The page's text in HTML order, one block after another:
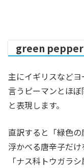
green pepper
主にイギリスなど
言うピーマンとほ
と表現します。
直訳すると「緑色
浮かべる唐辛子だけ
「ナス科トウガラ